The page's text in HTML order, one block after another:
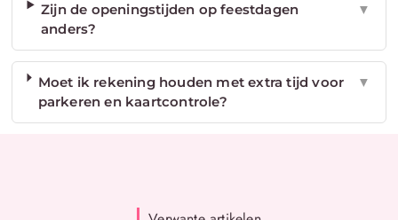
Zijn de openingstijden op feestdagen
anders?
▼
Moet ik rekening houden met extra tijd voor
parkeren en kaartcontrole?
▼